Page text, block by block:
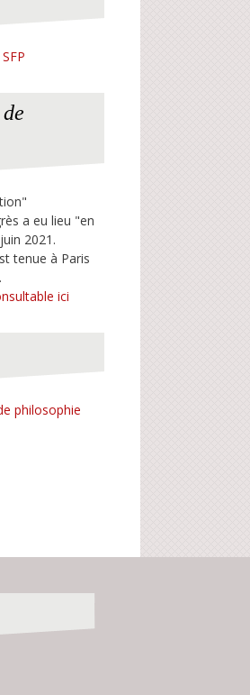
a eu lieu "en
2021.
tenue à Paris
ici
philosophie